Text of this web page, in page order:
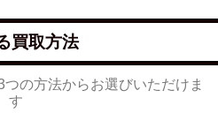
買取方法
の方法からお選びいただけま
す